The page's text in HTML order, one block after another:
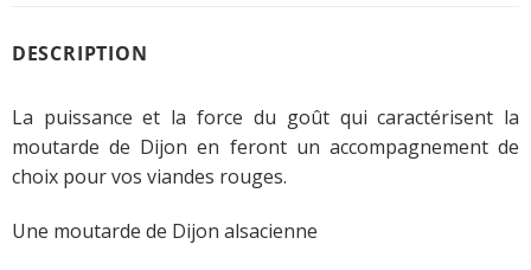
DESCRIPTION
La puissance et la force du goût qui caractérisent la
moutarde de Dijon en feront un accompagnement de
choix pour vos viandes rouges.
Une moutarde de Dijon alsacienne